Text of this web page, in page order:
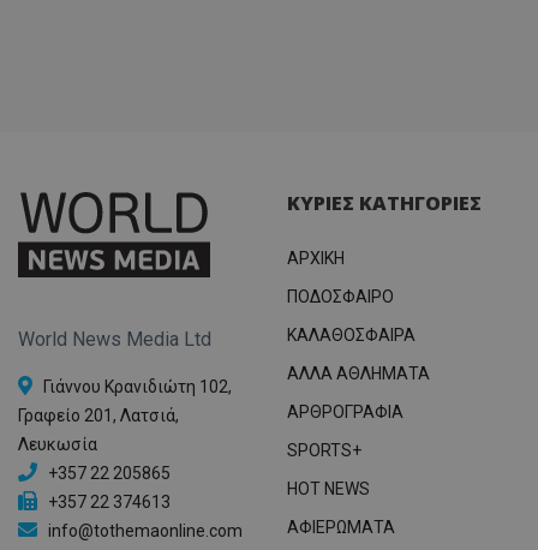
World News Media Ltd
Γιάννου Κρανιδιώτη 102,
Γραφείο 201, Λατσιά,
Λευκωσία
+357 22 205865
+357 22 374613
info@tothemaonline.com
ΚΥΡΙΕΣ ΚΑΤΗΓΟΡΙΕΣ
ΑΡΧΙΚΗ
ΠΟΔΟΣΦΑΙΡΟ
ΚΑΛΑΘΟΣΦΑΙΡΑ
ΑΛΛΑ ΑΘΛΗΜΑΤΑ
ΑΡΘΡΟΓΡΑΦΙΑ
SPORTS+
HOT NEWS
ΑΦΙΕΡΩΜΑΤΑ